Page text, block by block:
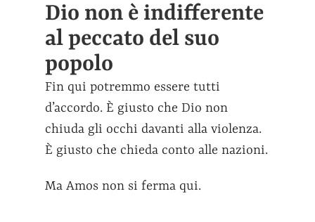
Dio non è indifferente
al peccato del suo
popolo
Fin qui potremmo essere tutti
d’accordo. È giusto che Dio non
chiuda gli occhi davanti alla violenza.
È giusto che chieda conto alle nazioni.
Ma Amos non si ferma qui.